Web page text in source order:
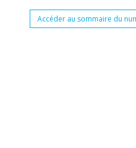
Accéder au sommaire du